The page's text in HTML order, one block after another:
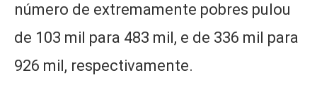
número de extremamente pobres pulou
de 103 mil para 483 mil, e de 336 mil para
926 mil, respectivamente.